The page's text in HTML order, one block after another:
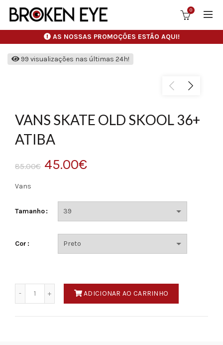
0
AS NOSSAS PROMOÇÕES ESTÃO AQUI!
99 visualizações nas últimas 24h!
VANS SKATE OLD SKOOL 36+
ATIBA
85.00€ O
original
era:
85.00€.
45.00€O
atual
é:
Vans
Tamanho
Cor
Quantidade
ADICIONAR AO CARRINHO